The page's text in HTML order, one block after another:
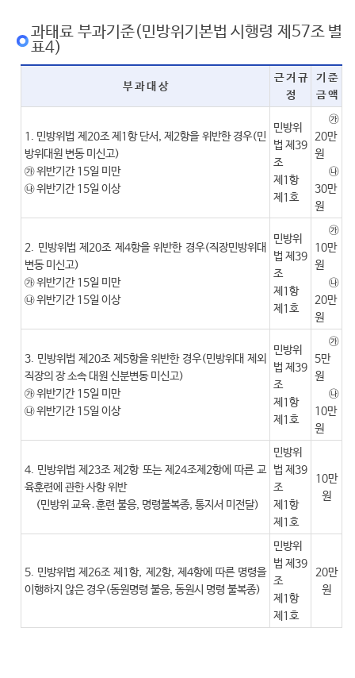
과태료 부과기준(민방위기본법 시행령 제57조 별
표4)
부 과 대 상
근 거 규
정
기 준
금 액
1. 민방위법 제20조 제1항 단서, 제2항을 위반한 경우(민
방위대원 변동 미신고)
㉮ 위반기간 15일 미만
㉯ 위반기간 15일 이상
민방위
법 제39
조
제1항
제1호
㉮
20만
원
㉯
30만
원
2. 민방위법 제20조 제4항을 위반한 경우(직장민방위대
변동 미신고)
㉮ 위반기간 15일 미만
㉯ 위반기간 15일 이상
민방위
법 제39
조
제1항
제1호
㉮
10만
원
㉯
20만
원
3. 민방위법 제20조 제5항을 위반한 경우(민방위대 제외
직장의 장 소속 대원 신분변동 미신고)
㉮ 위반기간 15일 미만
㉯ 위반기간 15일 이상
민방위
법 제39
조
제1항
제1호
㉮
5만
원
㉯
10만
원
4. 민방위법 제23조 제2항 또는 제24조제2항에 따른 교
육훈련에 관한 사항 위반
(민방위 교육․훈련 불응, 명령불복종, 통지서 미전달)
민방위
법 제39
조
제1항
제1호
10만
원
5. 민방위법 제26조 제1항, 제2항, 제4항에 따른 명령을
이행하지 않은 경우(동원명령 불응, 동원시 명령 불복종)
민방위
법 제39
조
제1항
제1호
20만
원